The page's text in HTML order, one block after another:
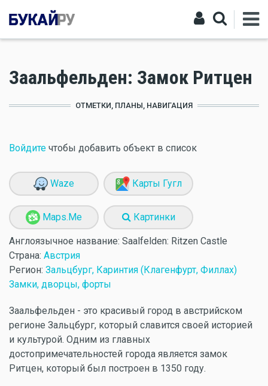
Заальфельден: Замок Ритцен
ОТМЕТКИ, ПЛАНЫ, НАВИГАЦИЯ
Войдите чтобы добавить объект в список
Waze Карты Гугл
Maps.Me Картинки
Англоязычное название: Saalfelden: Ritzen Castle
Страна: Австрия
Регион: Зальцбург, Каринтия (Клагенфурт, Филлах)
Замки, дворцы, форты
Заальфельден - это красивый город в австрийском
регионе Зальцбург, который славится своей историей
и культурой. Одним из главных
достопримечательностей города является замок
Ритцен, который был построен в 1350 году.